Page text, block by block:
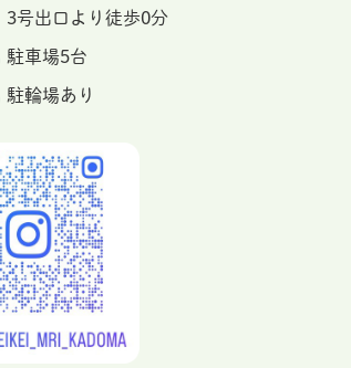
3号出口より徒歩0分
駐車場5台
駐輪場あり